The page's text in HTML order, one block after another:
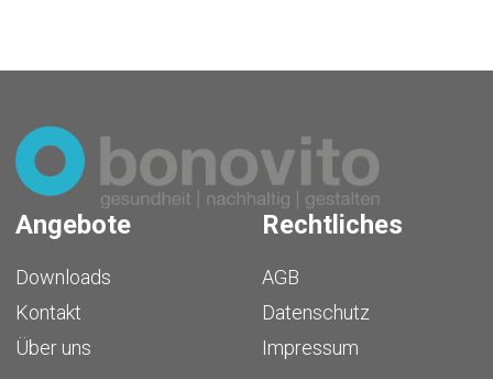
Angebote
Downloads
Kontakt
Über uns
Rechtliches
AGB
Datenschutz
Impressum